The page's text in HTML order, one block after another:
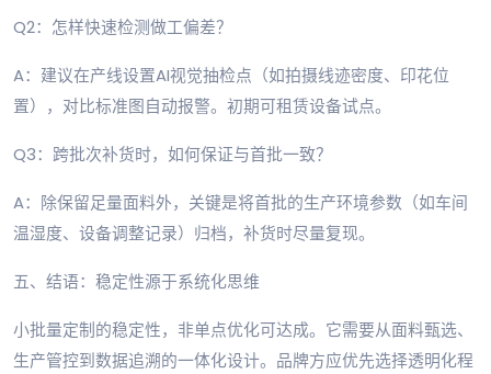
Q2：怎样快速检测做工偏差？
A：建议在产线设置AI视觉抽检点（如拍摄线迹密度、印花位
置），对比标准图自动报警。初期可租赁设备试点。
Q3：跨批次补货时，如何保证与首批一致？
A：除保留足量面料外，关键是将首批的生产环境参数（如车间
温湿度、设备调整记录）归档，补货时尽量复现。
五、结语：稳定性源于系统化思维
小批量定制的稳定性，非单点优化可达成。它需要从面料甄选、
生产管控到数据追溯的一体化设计。品牌方应优先选择透明化程